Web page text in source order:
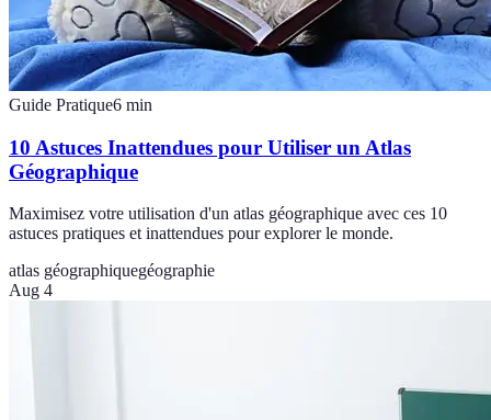
Guide Pratique6 min
10 Astuces Inattendues pour Utiliser un Atlas
Géographique
Maximisez votre utilisation d'un atlas géographique avec ces 10
astuces pratiques et inattendues pour explorer le monde.
atlas géographiquegéographie
Aug 4